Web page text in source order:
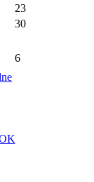
23
30
6